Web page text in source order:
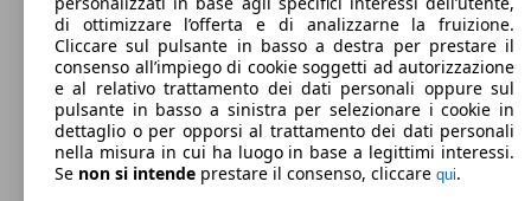
130 g/km
Emissioni di CO2 (combinato)*
di ottimizzare l’offerta e di analizzarne la fruizione.
Cliccare sul pulsante in basso a destra per prestare il
consenso all’impiego di cookie soggetti ad autorizzazione
e al relativo trattamento dei dati personali oppure sul
pulsante in basso a sinistra per selezionare i cookie in
dettaglio o per opporsi al trattamento dei dati personali
nella misura in cui ha luogo in base a legittimi interessi.
Se non si intende prestare il consenso, cliccare qui.